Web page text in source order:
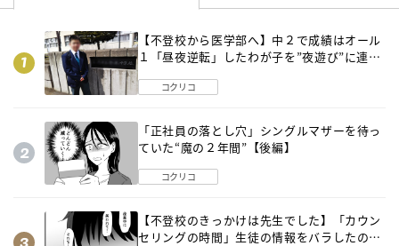
【不登校から医学部へ】中２で成績はオール
１「昼夜逆転」したわが子を”夜遊び”に連れ
コクリコ
「正社員の落とし穴」シングルマザーを待っ
ていた“魔の２年間”【後編】
コクリコ
【不登校のきっかけは先生でした】「カウン
セリングの時間」生徒の情報をバラしたの